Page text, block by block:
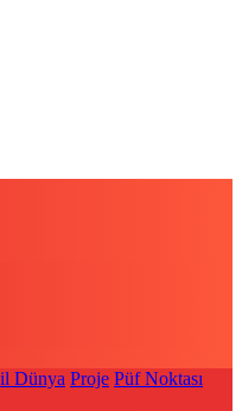
Dünya Proje Püf Noktası